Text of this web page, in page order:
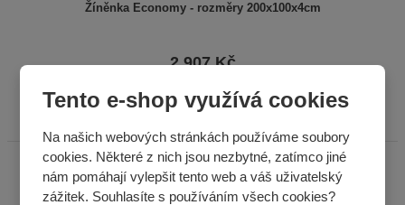
Tento e-shop využívá cookies
Na našich webových stránkách používáme soubory
cookies. Některé z nich jsou nezbytné, zatímco jiné
nám pomáhají vylepšit tento web a váš uživatelský
zážitek. Souhlasíte s používáním všech cookies?
Žíněnka Economy - rozměry 200x100x4cm
2 907 Kč
KOUPIT